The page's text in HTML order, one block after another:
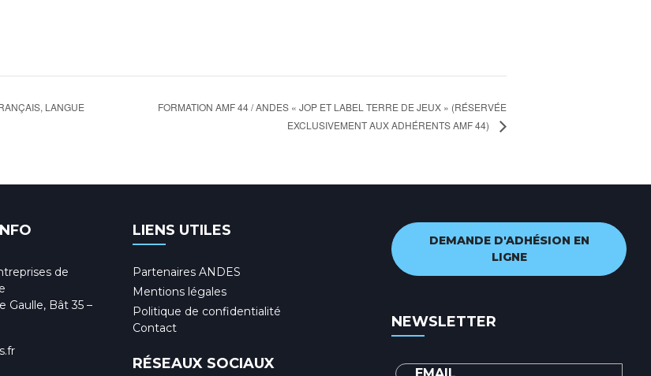
LANGUE
FORMATION AMF 44 / ANDES « JOP ET LABEL TERRE DE JEUX » (RÉSERVÉE
EXCLUSIVEMENT AUX ADHÉRENTS AMF 44)
de
Gaulle, Bât 35 –
LIENS UTILES
Partenaires ANDES
Mentions légales
Politique de confidentialité
Contact
RÉSEAUX SOCIAUX
DEMANDE D'ADHÉSION EN
LIGNE
NEWSLETTER